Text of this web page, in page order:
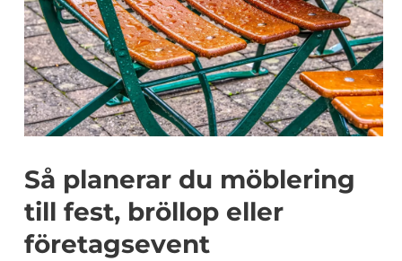
Så planerar du möblering
till fest, bröllop eller
företagsevent